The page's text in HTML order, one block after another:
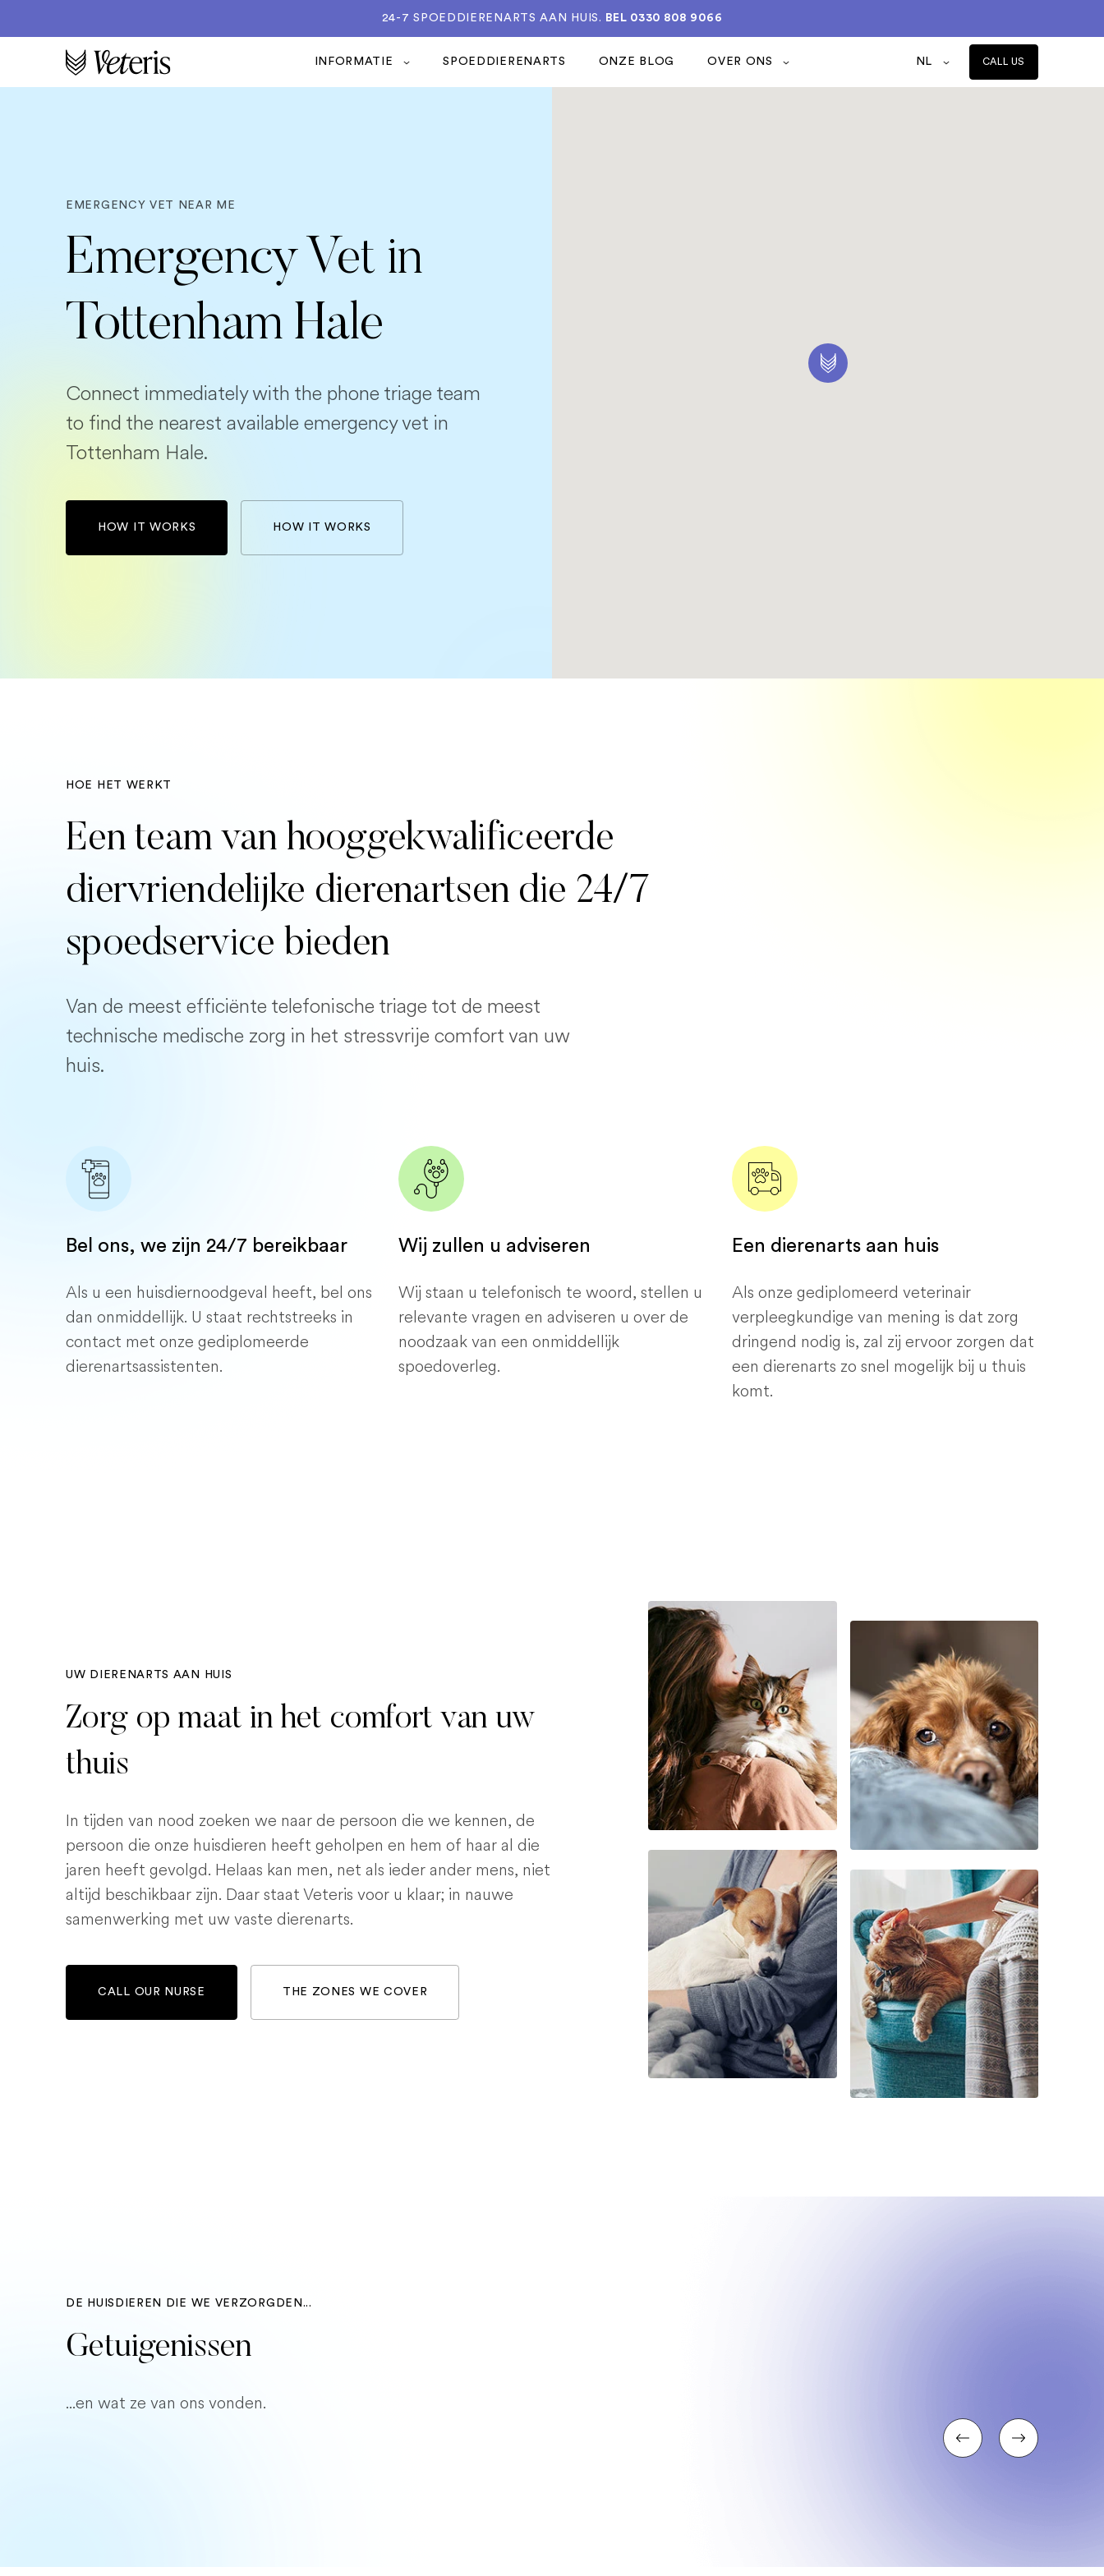
24-7 SPOEDDIERENARTS AAN HUIS. BEL 0330 808 9066
INFORMATIE SPOEDDIERENARTS ONZE BLOG OVER ONS NL CALL US
EMERGENCY VET NEAR ME
Emergency Vet in
Tottenham Hale
Connect immediately with the phone triage team
to find the nearest available emergency vet in
Tottenham Hale.
HOW IT WORKS HOW IT WORKS
HOE HET WERKT
Een team van hooggekwalificeerde
diervriendelijke dierenartsen die 24/7
spoedservice bieden
Van de meest efficiënte telefonische triage tot de meest
technische medische zorg in het stressvrije comfort van uw
huis.
Bel ons, we zijn 24/7 bereikbaar
Als u een huisdiernoodgeval heeft, bel ons
dan onmiddellijk. U staat rechtstreeks in
contact met onze gediplomeerde
dierenartsassistenten.
Wij zullen u adviseren
Wij staan ​​u telefonisch te woord, stellen u
relevante vragen en adviseren u over de
noodzaak van een onmiddellijk
spoedoverleg.
Een dierenarts aan huis
Als onze gediplomeerd veterinair
verpleegkundige van mening is dat zorg
dringend nodig is, zal zij ervoor zorgen dat
een dierenarts zo snel mogelijk bij u thuis
komt.
UW DIERENARTS AAN HUIS
Zorg op maat in het comfort van uw
thuis
In tijden van nood zoeken we naar de persoon die we kennen, de
persoon die onze huisdieren heeft geholpen en hem of haar al die
jaren heeft gevolgd. Helaas kan men, net als ieder ander mens, niet
altijd beschikbaar zijn. Daar staat Veteris voor u klaar; in nauwe
samenwerking met uw vaste dierenarts.
CALL OUR NURSE THE ZONES WE COVER
DE HUISDIEREN DIE WE VERZORGDEN...
Getuigenissen
...en wat ze van ons vonden.